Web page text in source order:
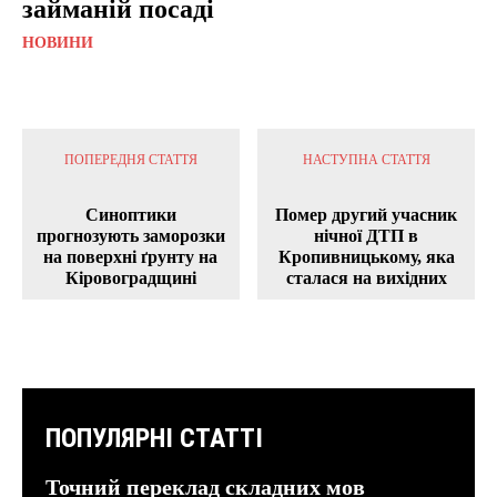
займаній посаді
НОВИНИ
ПОПЕРЕДНЯ СТАТТЯ
Синоптики
прогнозують заморозки
на поверхні ґрунту на
Кіровоградщині
НАСТУПНА СТАТТЯ
Помер другий учасник
нічної ДТП в
Кропивницькому, яка
сталася на вихідних
ПОПУЛЯРНІ СТАТТІ
Точний переклад складних мов